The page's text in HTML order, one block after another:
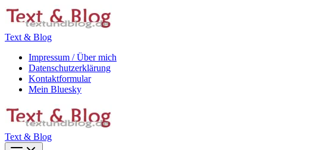
Zum
Inhalt
Text & Blog
Impressum / Über mich
Datenschutzerklärung
Kontaktformular
Mein Bluesky
Text & Blog
Main